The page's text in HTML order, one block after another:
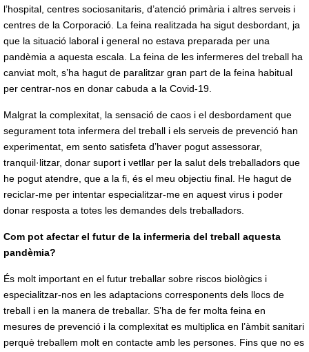
l’hospital, centres sociosanitaris, d’atenció primària i altres serveis i
centres de la Corporació. La feina realitzada ha sigut desbordant, ja
que la situació laboral i general no estava preparada per una
pandèmia a aquesta escala. La feina de les infermeres del treball ha
canviat molt, s’ha hagut de paralitzar gran part de la feina habitual
per centrar-nos en donar cabuda a la Covid-19.
Malgrat la complexitat, la sensació de caos i el desbordament que
segurament tota infermera del treball i els serveis de prevenció han
experimentat, em sento satisfeta d’haver pogut assessorar,
tranquil·litzar, donar suport i vetllar per la salut dels treballadors que
he pogut atendre, que a la fi, és el meu objectiu final. He hagut de
reciclar-me per intentar especialitzar-me en aquest virus i poder
donar resposta a totes les demandes dels treballadors.
Com pot afectar el futur de la infermeria del treball aquesta
pandèmia?
És molt important en el futur treballar sobre riscos biològics i
especialitzar-nos en les adaptacions corresponents dels llocs de
treball i en la manera de treballar. S’ha de fer molta feina en
mesures de prevenció i la complexitat es multiplica en l’àmbit sanitari
perquè treballem molt en contacte amb les persones. Fins que no es